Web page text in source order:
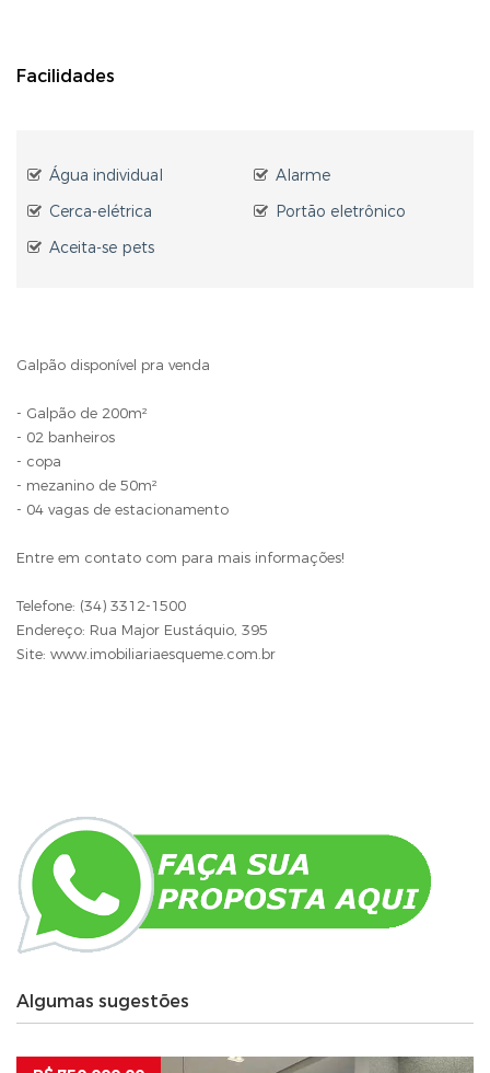
Facilidades
Água individual
Alarme
Cerca-elétrica
Portão eletrônico
Aceita-se pets
Galpão disponível pra venda
- Galpão de 200m²
- 02 banheiros
- copa
- mezanino de 50m²
- 04 vagas de estacionamento
Entre em contato com para mais informações!
Telefone: (34) 3312-1500
Endereço: Rua Major Eustáquio, 395
Site: www.imobiliariaesqueme.com.br
Algumas sugestões